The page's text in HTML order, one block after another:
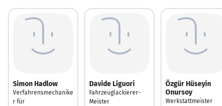
Simon Hadlow
Verfahrensmechanike
r für
Davide Liguori
Fahrzeuglackierer-
Meister
Özgür Hüseyin
Onursoy
Werkstattmeister